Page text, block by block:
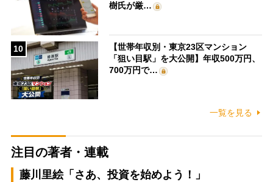
樹氏が厳…
10
【世帯年収別・東京23区マンション
「狙い目駅」を大公開】年収500万円、
700万円で…
一覧を見る
注目の著者・連載
藤川里絵「さあ、投資を始めよう！」